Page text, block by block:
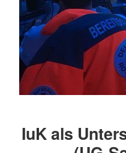
IuK als